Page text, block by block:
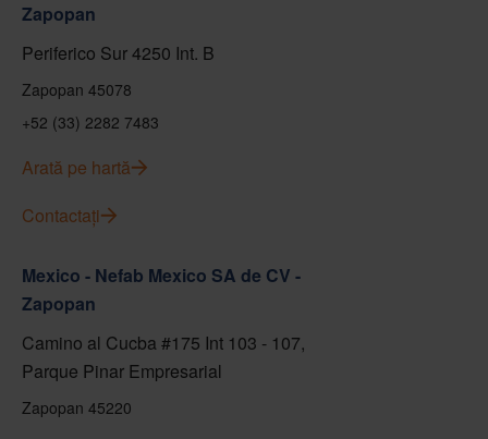
Zapopan
Periferico Sur 4250 Int. B
Zapopan 45078
+52 (33) 2282 7483
Arată pe hartă
Contactați
Mexico - Nefab Mexico SA de CV -
Zapopan
Camino al Cucba #175 Int 103 - 107,
Parque Pinar Empresarial
Zapopan 45220